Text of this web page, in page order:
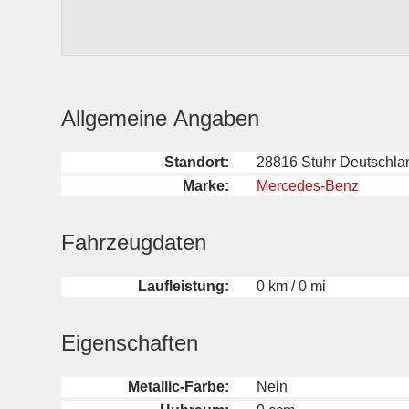
Allgemeine Angaben
Standort:
28816 Stuhr
Marke:
Mercedes-Benz
Fahrzeugdaten
Laufleistung: 0 km / 0 mi
Eigenschaften
Metallic-Farbe:
Nein